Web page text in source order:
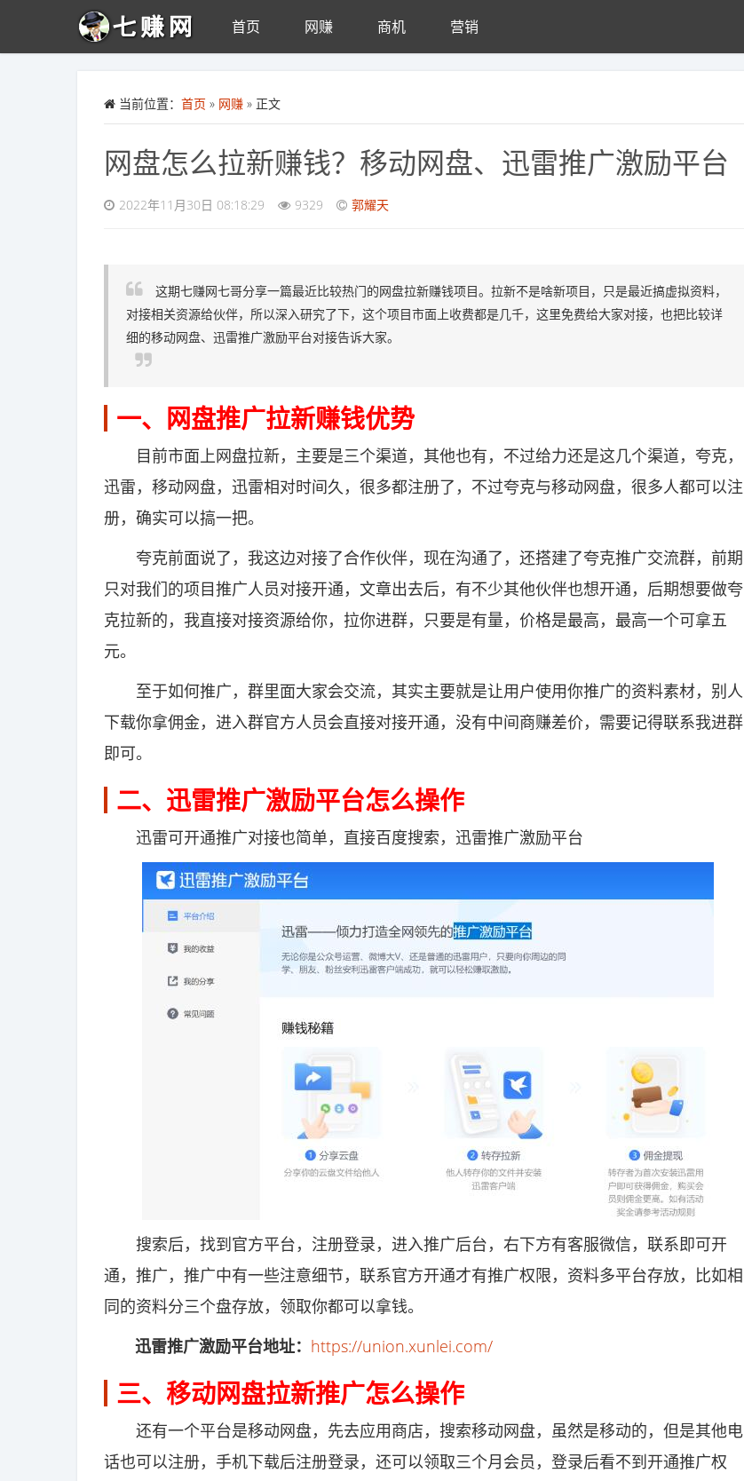
首页 网赚 商机 营销
当前位置： 首页 » 网赚 » 正文
网盘怎么拉新赚钱？移动网盘、迅雷推广激励平台
2022年11月30日 08:18:29 9329 郭耀天
这期七赚网七哥分享一篇最近比较热门的网盘拉新赚钱项目。拉新不是啥新项目，只是最近搞虚拟资料，
对接相关资源给伙伴，所以深入研究了下，这个项目市面上收费都是几千，这里免费给大家对接，也把比较详
细的移动网盘、迅雷推广激励平台对接告诉大家。
一、网盘推广拉新赚钱优势
目前市面上网盘拉新，主要是三个渠道，其他也有，不过给力还是这几个渠道，夸克，
迅雷，移动网盘，迅雷相对时间久，很多都注册了，不过夸克与移动网盘，很多人都可以注
册，确实可以搞一把。
夸克前面说了，我这边对接了合作伙伴，现在沟通了，还搭建了夸克推广交流群，前期
只对我们的项目推广人员对接开通，文章出去后，有不少其他伙伴也想开通，后期想要做夸
克拉新的，我直接对接资源给你，拉你进群，只要是有量，价格是最高，最高一个可拿五
元。
至于如何推广，群里面大家会交流，其实主要就是让用户使用你推广的资料素材，别人
下载你拿佣金，进入群官方人员会直接对接开通，没有中间商赚差价，需要记得联系我进群
即可。
二、迅雷推广激励平台怎么操作
迅雷可开通推广对接也简单，直接百度搜索，迅雷推广激励平台
搜索后，找到官方平台，注册登录，进入推广后台，右下方有客服微信，联系即可开
通，推广，推广中有一些注意细节，联系官方开通才有推广权限，资料多平台存放，比如相
同的资料分三个盘存放，领取你都可以拿钱。
迅雷推广激励平台地址： https://union.xunlei.com/
三、移动网盘拉新推广怎么操作
还有一个平台是移动网盘，先去应用商店，搜索移动网盘，虽然是移动的，但是其他电
话也可以注册，手机下载后注册登录，还可以领取三个月会员，登录后看不到开通推广权